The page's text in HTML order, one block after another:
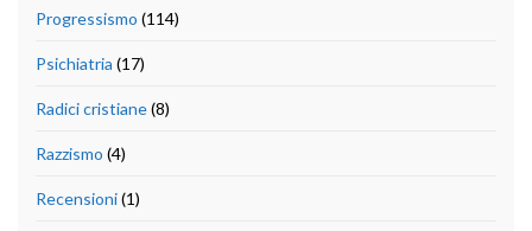
Progressismo (114)
Psichiatria (17)
Radici cristiane(8)
Razzismo (4)
Recensioni(1)